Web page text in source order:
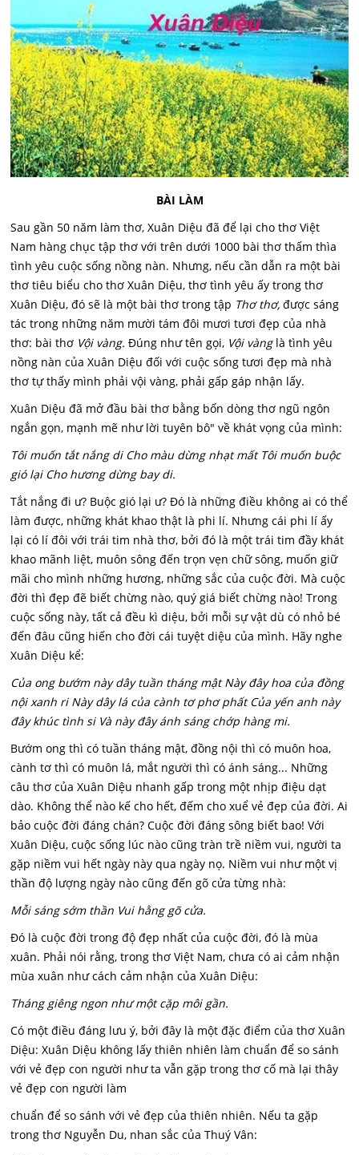
BÀI LÀM
Sau gần 50 năm làm thơ, Xuân Diệu đã để lại cho thơ Việt
Nam hàng chục tập thơ với trên dưới 1000 bài thơ thấm thìa
tình yêu cuộc sống nồng nàn. Nhưng, nếu cần dẫn ra một bài
thơ tiêu biểu cho thơ Xuân Diệu, thơ tình yêu ấy trong thơ
Xuân Diệu, đó sẽ là một bài thơ trong tập Thơ thơ, được sáng
tác trong những năm mười tám đôi mươi tươi đẹp của nhà
thơ: bài thơ Vội vàng. Đúng như tên gọi, Vội vànglà tình yêu
nồng nàn của Xuân Diệu đối với cuộc sống tươi đẹp mà nhà
thơ tự thấy mình phải vội vàng, phải gấp gáp nhận lấy.
Xuân Diệu đã mở đầu bài thơ bằng bốn dòng thơ ngũ ngôn
ngắn gọn, mạnh mẽ như lời tuyên bô" về khát vọng của mình:
Tôi muốn tắt nắng di Cho màu dừng nhạt mất Tôi muốn buộc
gió lại Cho hương dừng bay di.
Tắt nắng đi ư? Buộc gió lại ư? Đó là những điều không ai có thể
làm được, những khát khao thật là phi lí. Nhưng cái phi lí ấy
lại có lí đôi với trái tim nhà thơ, bởi đó là một trái tim đầy khát
khao mãnh liệt, muôn sông đến trọn vẹn chữ sông, muốn giữ
mãi cho mình những hương, những sắc của cuộc đời. Mà cuộc
đời thì đẹp đẽ biết chừng nào, quý giá biết chừng nào! Trong
cuộc sống này, tất cả đều kì diệu, bởi mỗi sự vật dù có nhỏ bé
đến đâu cũng hiến cho đời cái tuyệt diệu của mình. Hãy nghe
Xuân Diệu kể:
Của ong bướm này dây tuần tháng mật Này đây hoa của đồng
nội xanh ri Này dây lá của cành tơ phơ phất Của yến anh này
đây khúc tình si Và này đây ánh sáng chớp hàng mi.
Bướm ong thì có tuần tháng mật, đồng nội thì có muôn hoa,
cành tơ thì có muôn lá, mắt người thì có ánh sáng... Những
câu thơ của Xuân Diệu nhanh gấp trong một nhịp điệu dạt
dào. Không thể nào kế cho hết, đếm cho xuể vẻ đẹp của đời. Ai
bảo cuộc đời đáng chán? Cuộc đời đáng sông biết bao! Với
Xuân Diệu, cuộc sống lúc nào cũng tràn trề niềm vui, người ta
gặp niềm vui hết ngày này qua ngày nọ. Niềm vui như một vị
thần độ lượng ngày nào cũng đến gõ cửa từng nhà:
Mỗi sáng sớm thần Vui hằng gõ cửa.
Đó là cuộc đời trong độ đẹp nhất của cuộc đời, đó là mùa
xuân. Phải nói rằng, trong thơ Việt Nam, chưa có ai cảm nhận
mùa xuân như cách cảm nhận của Xuân Diệu:
Tháng giêng ngon như một cặp môi gần.
Có một điều đáng lưu ý, bởi đây là một đặc điểm của thơ Xuân
Diệu: Xuân Diệu không lấy thiên nhiên làm chuẩn để so sánh
với vẻ đẹp con người như ta vẫn gặp trong thơ cố mà lại thây
vẻ đẹp con người làm
chuẩn để so sánh với vẻ đẹp của thiên nhiên. Nếu ta gặp
trong thơ Nguyễn Du, nhan sắc của Thuý Vân: